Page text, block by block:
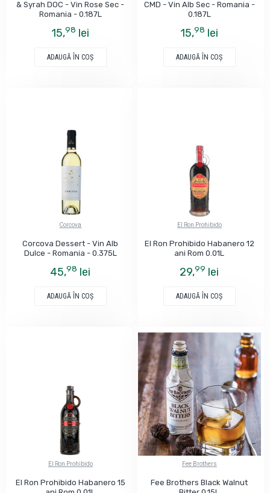
& Syrah DOC - Vin Rose Sec -
Romania - 0.187L
15,98 lei
ADAUGĂ ÎN COŞ
CMD - Vin Alb Sec - Romania -
0.187L
15,98 lei
ADAUGĂ ÎN COŞ
Corcova
Corcova Dessert - Vin Alb
Dulce - Romania - 0.375L
45,98 lei
ADAUGĂ ÎN COŞ
El Ron Prohibido
El Ron Prohibido Habanero 12
ani Rom 0.01L
29,99 lei
ADAUGĂ ÎN COŞ
El Ron Prohibido
El Ron Prohibido Habanero 15
Fee Brothers
Fee Brothers Black Walnut